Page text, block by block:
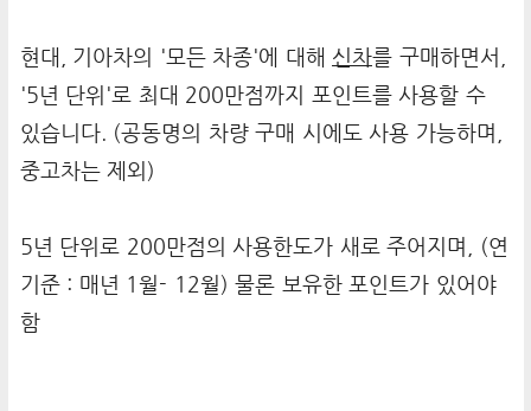
현대, 기아차의 '모든 차종'에 대해 신차를 구매하면서,
'5년 단위'로 최대 200만점까지 포인트를 사용할 수
있습니다. (공동명의 차량 구매 시에도 사용 가능하며,
중고차는 제외)
5년 단위로 200만점의 사용한도가 새로 주어지며, (연
기준 : 매년 1월- 12월) 물론 보유한 포인트가 있어야
함